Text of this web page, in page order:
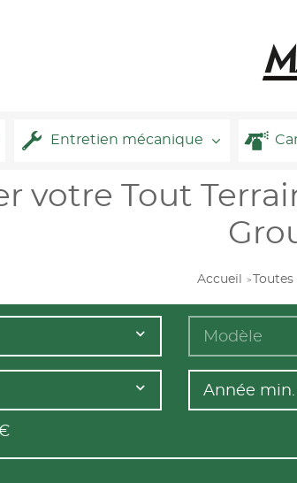
Entretien mécanique
votre Tout
Accueil
Modèle
Année min.